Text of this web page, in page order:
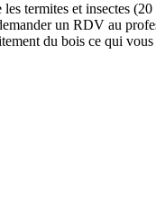
termites et insectes
un RDV au
du bois ce qui